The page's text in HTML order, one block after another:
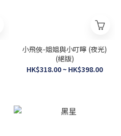
小飛俠-姐姐與小叮嚀 (夜光)
(絕版)
HK$318.00 ~ HK$398.00